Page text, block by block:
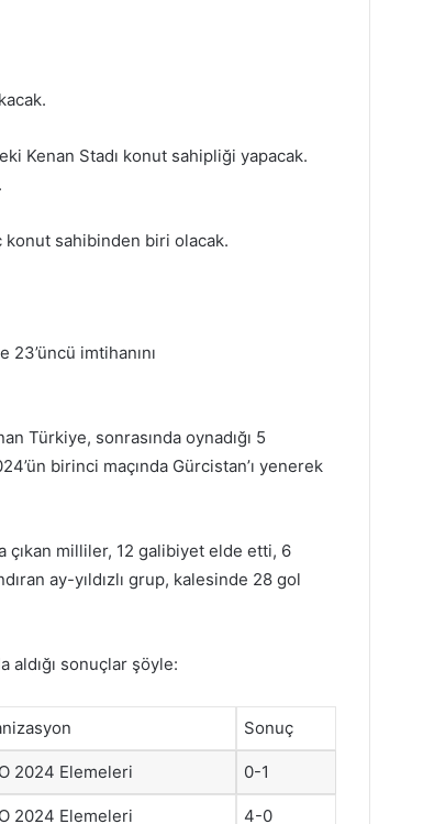
Kenan Stadı konut sahipliği yapacak.
konut sahibinden biri olacak.
imtihanını
Türkiye, sonrasında oynadığı 5
birinci maçında Gürcistan’ı yenerek
çıkan milliler, 12 galibiyet elde etti, 6
ay-yıldızlı grup, kalesinde 28 gol
aldığı sonuçlar şöyle:
Sonuç
2024 Elemeleri 0-1
2024 Elemeleri 4-0